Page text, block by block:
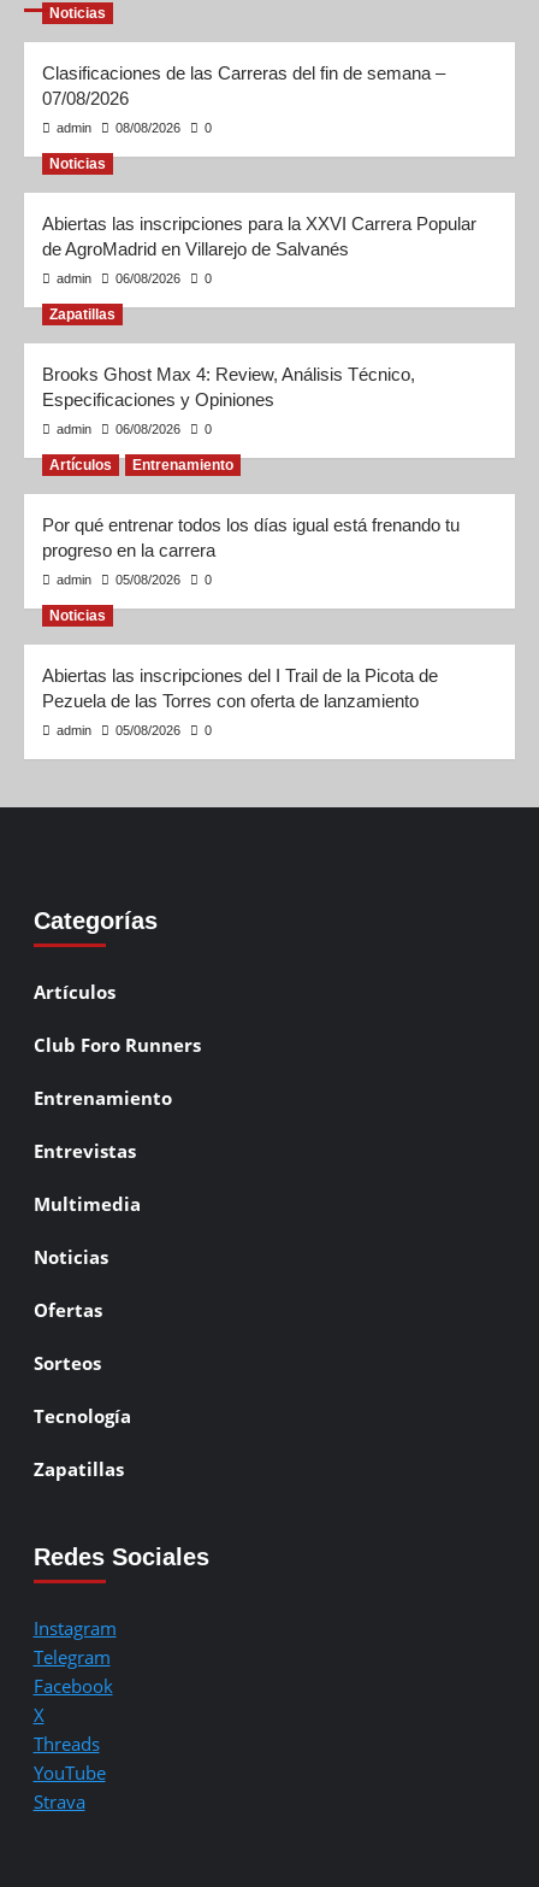
Noticias
Clasificaciones de las Carreras del fin de semana –
07/08/2026
admin 08/08/2026 0
Noticias
Abiertas las inscripciones para la XXVI Carrera Popular
de AgroMadrid en Villarejo de Salvanés
admin 06/08/2026 0
Zapatillas
Brooks Ghost Max 4: Review, Análisis Técnico,
Especificaciones y Opiniones
admin 06/08/2026 0
Artículos Entrenamiento
Por qué entrenar todos los días igual está frenando tu
progreso en la carrera
admin 05/08/2026 0
Noticias
Abiertas las inscripciones del I Trail de la Picota de
Pezuela de las Torres con oferta de lanzamiento
admin 05/08/2026 0
Categorías
Artículos
Club Foro Runners
Entrenamiento
Entrevistas
Multimedia
Noticias
Ofertas
Sorteos
Tecnología
Zapatillas
Redes Sociales
Instagram
Telegram
Facebook
X
Threads
YouTube
Strava